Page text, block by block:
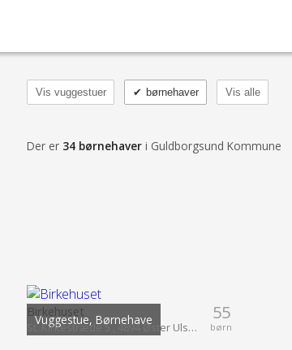
Vis vuggestuer børnehaver
✔ Vis alle
Der er 34 børnehaver i Guldborgsund Kommune
Vuggestue, Børnehave 55
børn
Birkehuset
St. Kirkestræde 5 , 4894 Øster Ulslev